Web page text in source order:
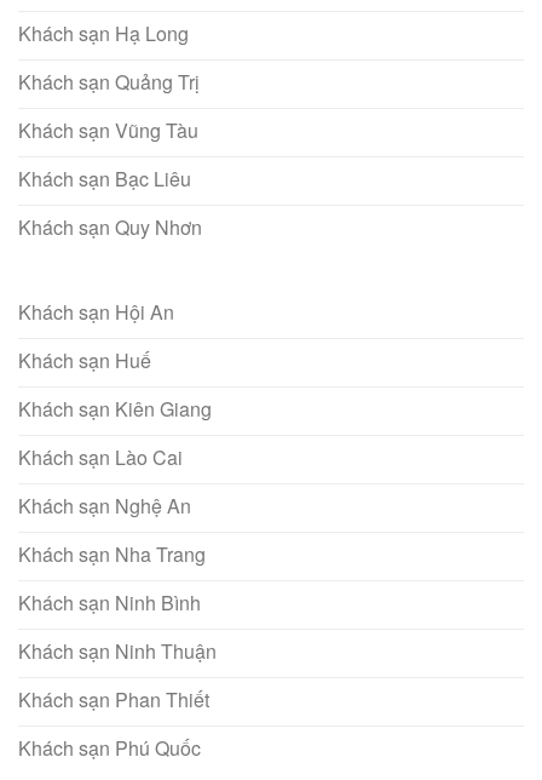
Khách sạn Hạ Long
Khách sạn Quảng Trị
Khách sạn Vũng Tàu
Khách sạn Bạc Liêu
Khách sạn Quy Nhơn
Khách sạn Hội An
Khách sạn Huế
Khách sạn Kiên Giang
Khách sạn Lào Cai
Khách sạn Nghệ An
Khách sạn Nha Trang
Khách sạn Ninh Bình
Khách sạn Ninh Thuận
Khách sạn Phan Thiết
Khách sạn Phú Quốc